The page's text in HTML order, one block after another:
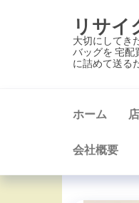
リサイ
大切にしてき
バッグを 宅配
に詰めて送る
ホーム
会社概要